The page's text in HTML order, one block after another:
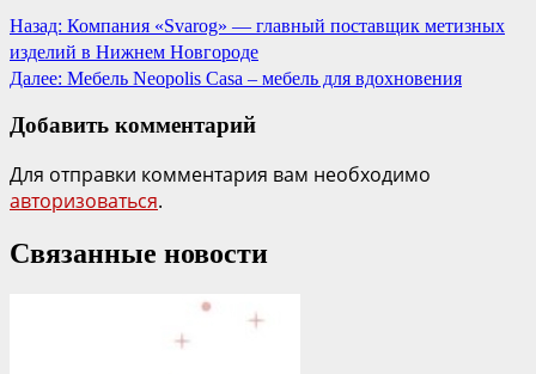
Назад: Компания «Svarog» — главный поставщик метизных
изделий в Нижнем Новгороде
Далее: Мебель Neopolis Casa – мебель для вдохновения
Добавить комментарий
Для отправки комментария вам необходимо
авторизоваться.
Связанные новости